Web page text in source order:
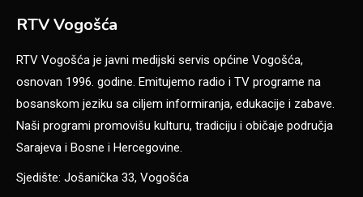
RTV Vogošća
RTV Vogošća je javni medijski servis općine Vogošća,
osnovan 1996. godine. Emitujemo radio i TV programe na
bosanskom jeziku sa ciljem informiranja, edukacije i zabave.
Naši programi promovišu kulturu, tradiciju i običaje područja
Sarajeva i Bosne i Hercegovine.
Sjedište: Jošanička 33, Vogošća